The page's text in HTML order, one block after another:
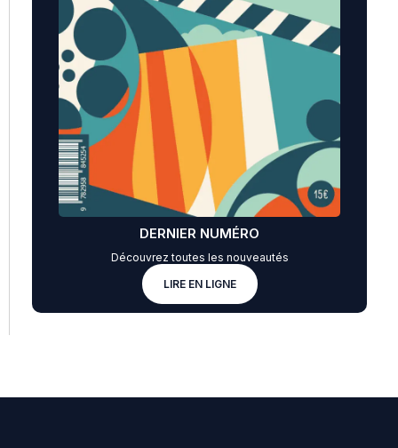
DERNIER NUMÉRO
Découvrez toutes les nouveautés
LIRE EN LIGNE